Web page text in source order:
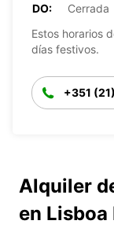
DO:
Cerrada
Estos horarios
días festivos.
+351
Alquiler
en Lisboa